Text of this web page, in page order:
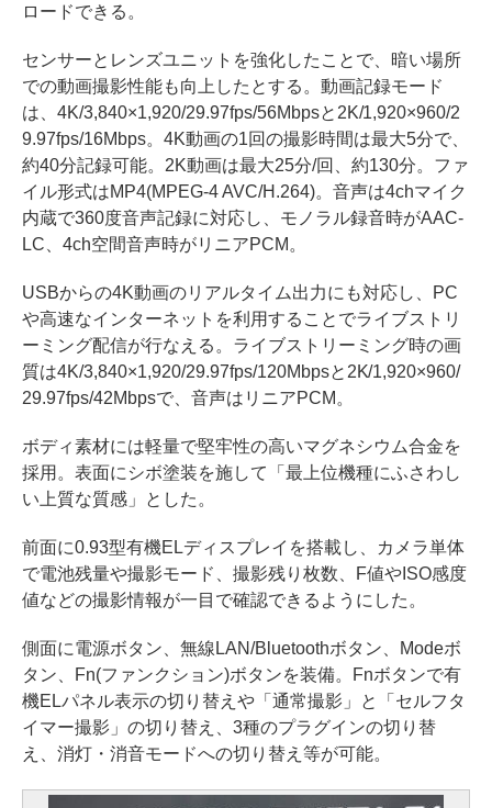
ロードできる。
センサーとレンズユニットを強化したことで、暗い場所
での動画撮影性能も向上したとする。動画記録モード
は、4K/3,840×1,920/29.97fps/56Mbpsと2K/1,920×960/2
9.97fps/16Mbps。4K動画の1回の撮影時間は最大5分で、
約40分記録可能。2K動画は最大25分/回、約130分。ファ
イル形式はMP4(MPEG-4 AVC/H.264)。音声は4chマイク
内蔵で360度音声記録に対応し、モノラル録音時がAAC-
LC、4ch空間音声時がリニアPCM。
USBからの4K動画のリアルタイム出力にも対応し、PC
や高速なインターネットを利用することでライブストリ
ーミング配信が行なえる。ライブストリーミング時の画
質は4K/3,840×1,920/29.97fps/120Mbpsと2K/1,920×960/
29.97fps/42Mbpsで、音声はリニアPCM。
ボディ素材には軽量で堅牢性の高いマグネシウム合金を
採用。表面にシボ塗装を施して「最上位機種にふさわし
い上質な質感」とした。
前面に0.93型有機ELディスプレイを搭載し、カメラ単体
で電池残量や撮影モード、撮影残り枚数、F値やISO感度
値などの撮影情報が一目で確認できるようにした。
側面に電源ボタン、無線LAN/Bluetoothボタン、Modeボ
タン、Fn(ファンクション)ボタンを装備。Fnボタンで有
機ELパネル表示の切り替えや「通常撮影」と「セルフタ
イマー撮影」の切り替え、3種のプラグインの切り替
え、消灯・消音モードへの切り替え等が可能。